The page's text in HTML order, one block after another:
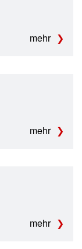
mehr
mehr
mehr